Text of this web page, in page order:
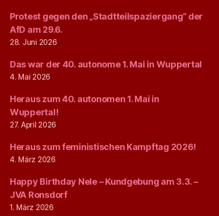
Protest gegen den „Stadtteilspaziergang“ der
AfD am 29.6.
28. Juni 2026
Das war der 40. autonome 1. Mai in Wuppertal
4. Mai 2026
Heraus zum 40. autonomen 1. Mai in
Wuppertal!
27. April 2026
Heraus zum feministischen Kampftag 2026!
4. März 2026
Happy Birthday Nele – Kundgebung am 3.3. –
JVA Ronsdorf
1. März 2026